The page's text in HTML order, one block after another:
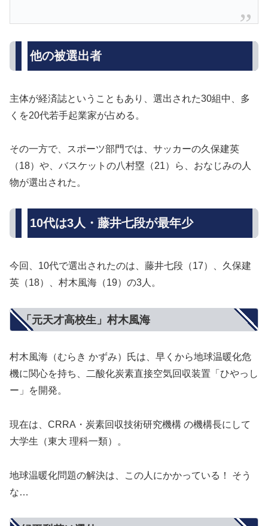
他の被選出者
主体が経済誌ということもあり、選出された30組中、多
くを20代若手起業家が占める。
その一方で、スポーツ部門では、サッカーの久保建英
（18）や、バスケットの八村塁（21）ら、おなじみの人
物が選出された。
10代は3人・藤井七段が最年少
今回、10代で選出されたのは、藤井七段（17）、久保建
英（18）、村木風海（19）の3人。
「元天才高校生」村木風海
村木風海（むらき かずみ）氏は、早くから地球温暖化危
機に関心を持ち、
二酸化炭素直接空気回収装置「ひやっし
ー」を開発。
現在は、CRRA・炭素回収技術研究機構 の機構長にして
大学生（東大 理科一類）。
地球温暖化問題の解決は、この人にかかっている！ そう
な…